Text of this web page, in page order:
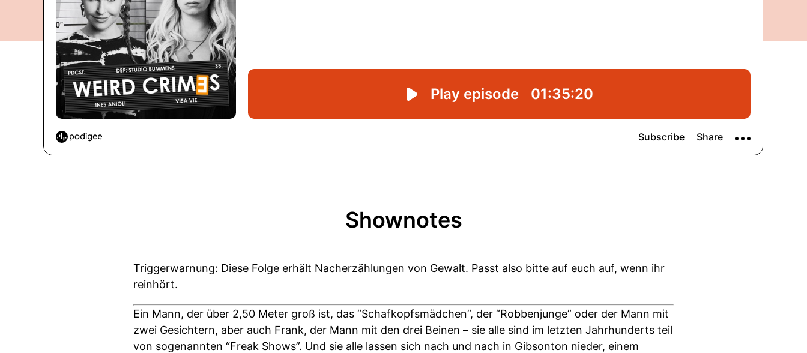
Shownotes
Triggerwarnung: Diese Folge erhält Nacherzählungen von Gewalt. Passt also bitte auf euch auf, wenn ihr
reinhört.
Ein Mann, der über 2,50 Meter groß ist, das “Schafkopfsmädchen”, der “Robbenjunge” oder der Mann mit
zwei Gesichtern, aber auch Frank, der Mann mit den drei Beinen – sie alle sind im letzten Jahrhunderts teil
von sogenannten “Freak Shows”. Und sie alle lassen sich nach und nach in Gibsonton nieder, einem